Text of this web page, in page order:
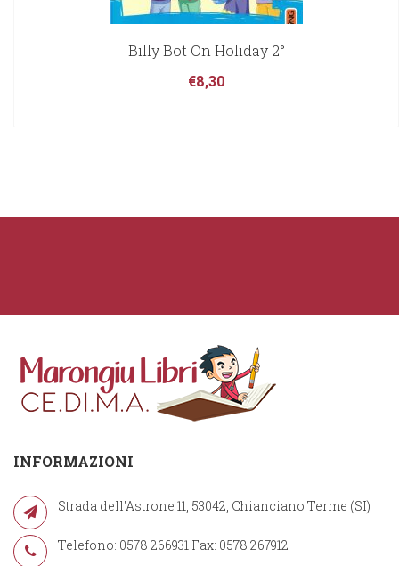
Billy Bot On Holiday 2°
€8,30
INFORMAZIONI
Strada dell'Astrone 11, 53042, Chianciano Terme (SI)
Telefono: 0578 266931 Fax: 0578 267912